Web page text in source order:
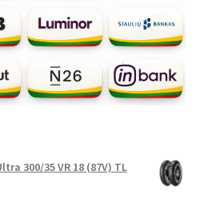
300/35 VR 18 (87V) TL